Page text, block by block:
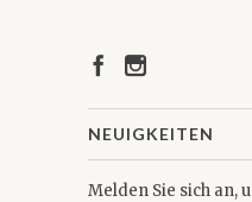
NEUIGKEITEN
Melden Sie sich an,